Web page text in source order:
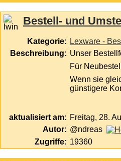
Bestell- und
Kategorie: Lexware -
Beschreibung: Unser
Für
Wenn sie
günstigere
aktualisiert am: Freitag, 28.
Autor: @ndreas
Zugriffe: 19360